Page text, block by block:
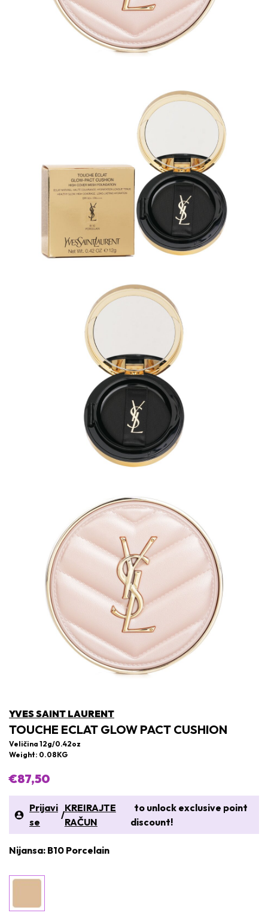
YVES SAINT LAURENT
TOUCHE ECLAT GLOW PACT CUSHION
Veličina 12g/0.42oz
Weight: 0.08KG
€87,50
Prijavi
se
/
KREIRAJTE
RAČUN
to unlock exclusive point
discount!
Nijansa: B10 Porcelain